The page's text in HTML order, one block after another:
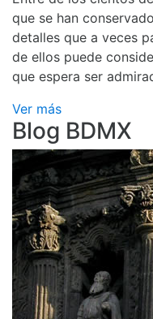
que se han
detalles que a veces
de ellos puede
que espera ser
Ver más
Blog BDMX